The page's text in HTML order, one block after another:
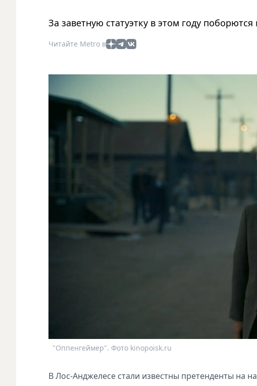
За заветную статуэтку в этом году
Читайте Metro в
"Оппенгеймер". Фото kinopoisk.ru
В Лос-Анджелесе стали известны претенденты на